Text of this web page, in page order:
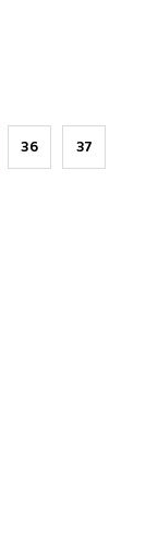
36 37